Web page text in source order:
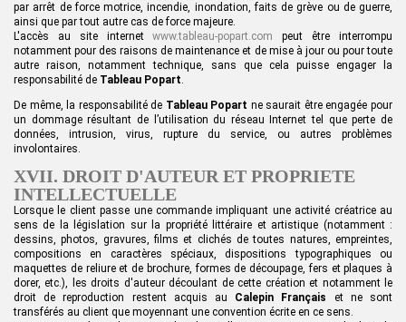
par arrêt de force motrice, incendie, inondation, faits de grève ou de guerre,
ainsi que par tout autre cas de force majeure.
L'accès au site internetwww.tableau-popart.com
peut être interrompu
notamment pour des raisons de maintenance et de mise à jour ou pour toute
autre raison, notamment technique, sans que cela puisse engager la
responsabilité de Tableau Popart.
De même, la responsabilité de Tableau Popart ne saurait être engagée pour
un dommage résultant de l’utilisation du réseau Internet tel que perte de
données, intrusion, virus, rupture du service, ou autres problèmes
involontaires.
XVII. DROIT D'AUTEUR ET PROPRIETE
INTELLECTUELLE
Lorsque le client passe une commande impliquant une activité créatrice au
sens de la législation sur la propriété littéraire et artistique (notamment :
dessins, photos, gravures, films et clichés de toutes natures, empreintes,
compositions en caractères spéciaux, dispositions typographiques ou
maquettes de reliure et de brochure, formes de découpage, fers et plaques à
dorer, etc.), les droits d'auteur découlant de cette création et notamment le
droit de reproduction restent acquis au Calepin Français
et ne sont
transférés au client que moyennant une convention écrite en ce sens.